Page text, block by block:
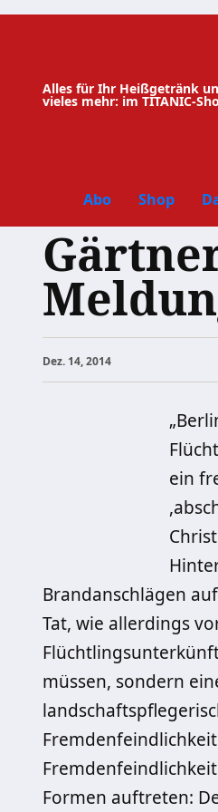
Zum
Alles für Ihr Heißgetränk
vieles mehr: im TITANIC-
Abo Shop
Dez. 14, 2014
ein
Brandanschlägen
Tat, wie allerdings
müssen, sondern
Formen auftreten: